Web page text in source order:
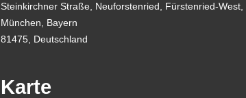
Steinkirchner Straße, Neuforstenried, Fürstenried-
München, Bayern
81475, Deutschland
Karte